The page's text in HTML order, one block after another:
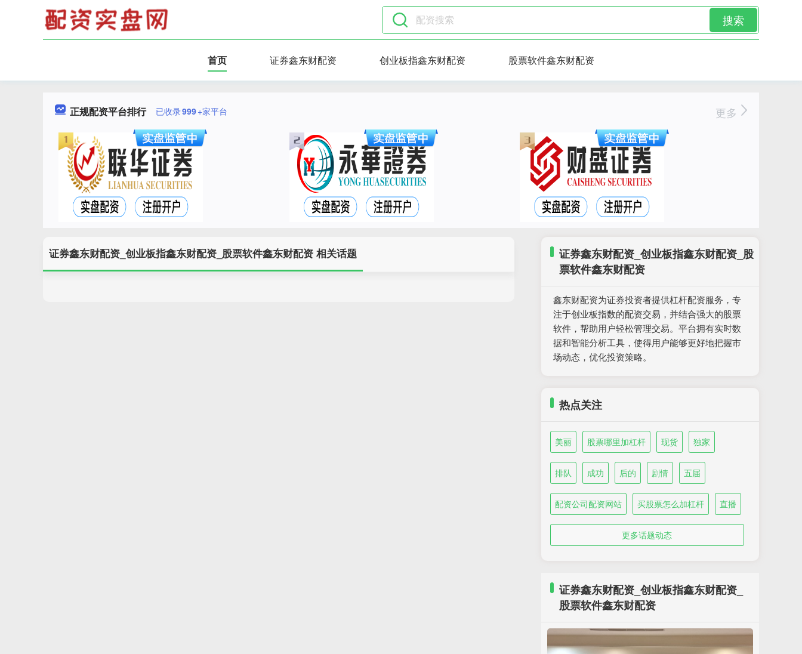
搜索
首页 证券鑫东财配资 创业板指鑫东财配资 股票软件鑫东财配资
正规配资平台排行 已收录999+家平台 更多
证券鑫东财配资_创业板指鑫东财配资_股票软件鑫东财配资 相关话题
证券鑫东财配资_创业板指鑫东财配资_股
票软件鑫东财配资
鑫东财配资为证券投资者提供杠杆配资服务，专
注于创业板指数的配资交易，并结合强大的股票
软件，帮助用户轻松管理交易。平台拥有实时数
据和智能分析工具，使得用户能够更好地把握市
场动态，优化投资策略。
热点关注
美丽 股票哪里加杠杆 现货 独家
排队 成功 后的 剧情 五届
配资公司配资网站 买股票怎么加杠杆 直播
更多话题动态
证券鑫东财配资_创业板指鑫东财配资_
股票软件鑫东财配资